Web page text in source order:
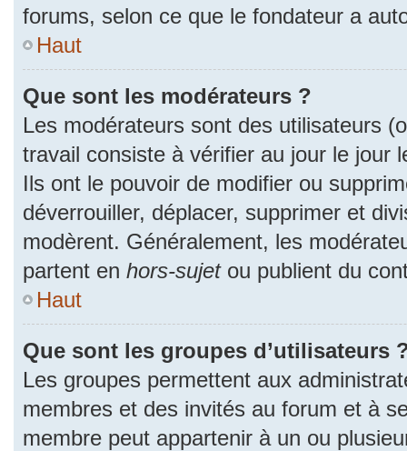
forums, selon ce que le fondateur a
Haut
Que sont les modérateurs ?
Les modérateurs sont des utilisateurs
travail consiste à vérifier au jour le jour
Ils ont le pouvoir de modifier ou
déverrouiller, déplacer, supprimer et
modèrent. Généralement, les
partent en hors-sujetou publient du
Haut
Que sont les groupes d’utilisateurs
Les groupes permettent aux
membres et des invités au forum et à
membre peut appartenir à un ou